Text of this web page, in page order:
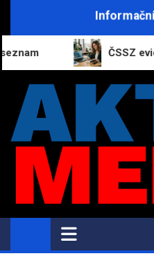
ČSSZ eviduje více
AktivMedia.cz
Přesné zprávy, důvěryhodné